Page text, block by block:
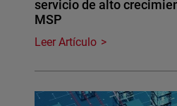
servicio de alto
MSP
Leer Artículo